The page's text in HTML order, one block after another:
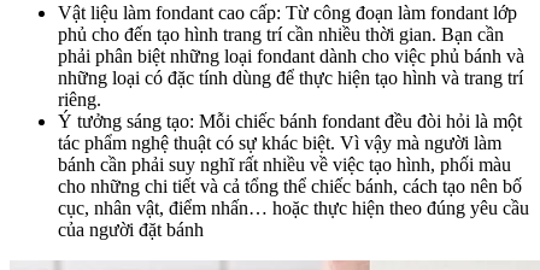
Vật liệu làm fondant cao cấp: Từ công đoạn làm fondant lớp
phủ cho đến tạo hình trang trí cần nhiều thời gian. Bạn cần
phải phân biệt những loại fondant dành cho việc phủ bánh và
những loại có đặc tính dùng để thực hiện tạo hình và trang trí
riêng.
Ý tưởng sáng tạo: Mỗi chiếc bánh fondant đều đòi hỏi là một
tác phẩm nghệ thuật có sự khác biệt. Vì vậy mà người làm
bánh cần phải suy nghĩ rất nhiều về việc tạo hình, phối màu
cho những chi tiết và cả tổng thể chiếc bánh, cách tạo nên bố
cục, nhân vật, điểm nhấn… hoặc thực hiện theo đúng yêu cầu
của người đặt bánh